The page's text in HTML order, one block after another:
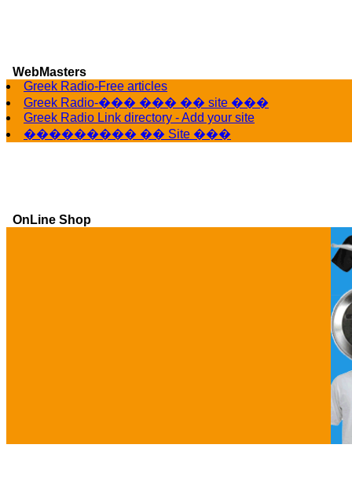
WebMasters
Greek Radio-Free articles
Greek Radio-��� ��� �� site ���
Greek Radio Link directory - Add your site
��������� �� Site ���
OnLine Shop